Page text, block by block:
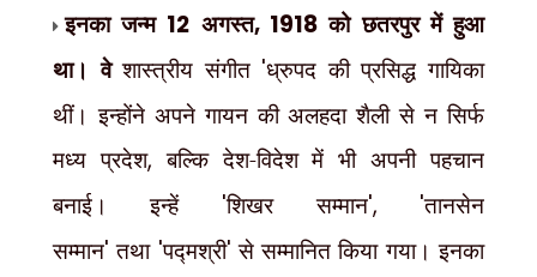
इनका जन्म 12 अगस्त, 1918 को छतरपुर में हुआ
था। वेशास्त्रीय संगीत 'ध्रुपद की प्रसिद्ध गायिका
थीं। इन्होंने अपने गायन की अलहदा शैली से न सिर्फ
मध्य प्रदेश,बल्कि देश-विदेश में भी अपनी पहचान
बनाई। इन्हें 'शिखर सम्मान', 'तानसेन
सम्मान'तथा 'पद्मश्री'से सम्मानित किया गया। इनका